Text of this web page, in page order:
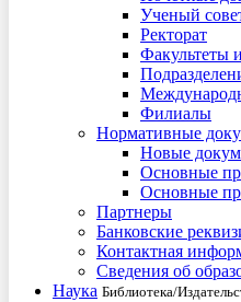
Ученый
Ректорат
Факультеты
Филиалы
Нормативные
Новые
Основные
Основные
Партнеры
Банковские
Контактная
Сведения об
Наука Библиотека/